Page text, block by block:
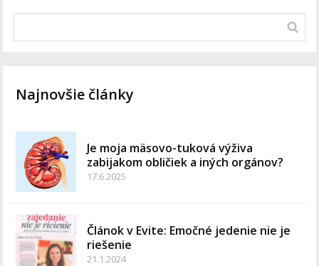
Najnovšie články
Je moja mäsovo-tuková výživa
zabijakom obličiek a iných orgánov?
17.6.2025
Článok v Evite: Emočné jedenie nie je
riešenie
21.1.2024